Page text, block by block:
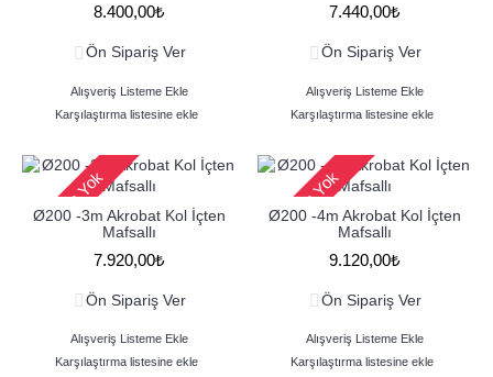
8.400,00₺
Ön Sipariş Ver
Alışveriş Listeme Ekle
Karşılaştırma listesine ekle
7.440,00₺
Ön Sipariş Ver
Alışveriş Listeme Ekle
Karşılaştırma listesine ekle
Stokta Yok
Ø200 -3m Akrobat Kol İçten
Mafsallı
7.920,00₺
Ön Sipariş Ver
Alışveriş Listeme Ekle
Karşılaştırma listesine ekle
Stokta Yok
Ø200 -4m Akrobat Kol İçten
Mafsallı
9.120,00₺
Ön Sipariş Ver
Alışveriş Listeme Ekle
Karşılaştırma listesine ekle